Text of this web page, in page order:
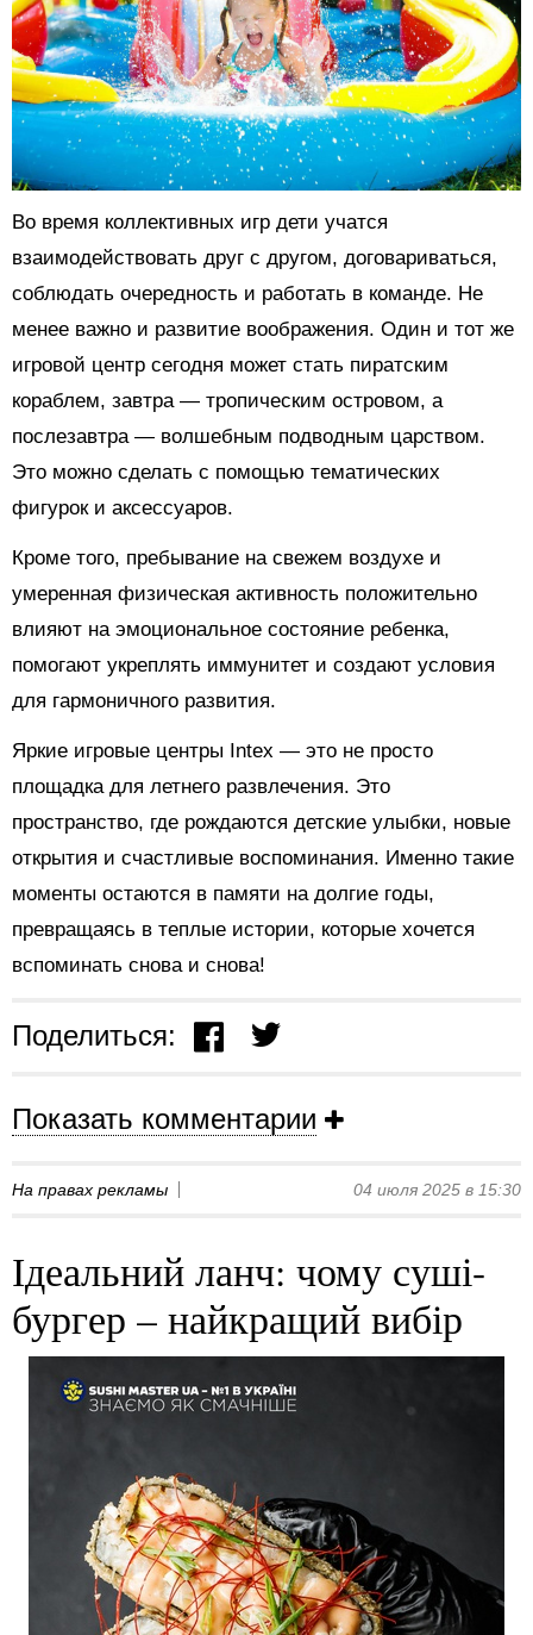
Во время коллективных игр дети учатся
взаимодействовать друг с другом, договариваться,
соблюдать очередность и работать в команде. Не
менее важно и развитие воображения. Один и тот же
игровой центр сегодня может стать пиратским
кораблем, завтра — тропическим островом, а
послезавтра — волшебным подводным царством.
Это можно сделать с помощью тематических
фигурок и аксессуаров.
Кроме того, пребывание на свежем воздухе и
умеренная физическая активность положительно
влияют на эмоциональное состояние ребенка,
помогают укреплять иммунитет и создают условия
для гармоничного развития.
Яркие игровые центры Intex — это не просто
площадка для летнего развлечения. Это
пространство, где рождаются детские улыбки, новые
открытия и счастливые воспоминания. Именно такие
моменты остаются в памяти на долгие годы,
превращаясь в теплые истории, которые хочется
вспоминать снова и снова!
Поделиться:
Показать комментарии
На правах рекламы 04 июля 2025 в 15:30
Ідеальний ланч: чому суші-
бургер – найкращий вибір